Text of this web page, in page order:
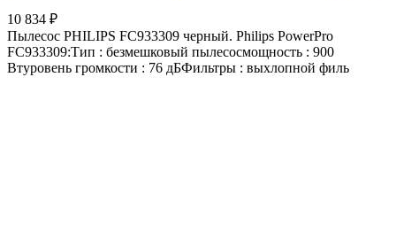
10 834 ₽
Пылесос PHILIPS FC933309 черный. Philips PowerPro
FC933309:Тип : безмешковый пылесосмощность : 900
Втуровень громкости : 76 дБФильтры : выхлопной филь